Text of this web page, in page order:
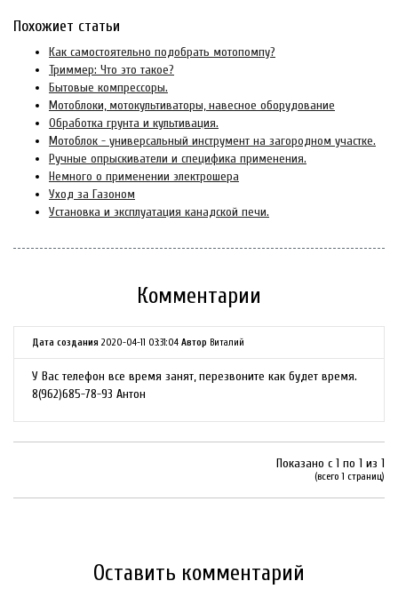
Похожиет статьи
Как самостоятельно подобрать мотопомпу?
Триммер: Что это такое?
Бытовые компрессоры.
Мотоблоки, мотокультиваторы, навесное оборудование
Обработка грунта и культивация.
Мотоблок - универсальный инструмент на загородном участке.
Ручные опрыскиватели и специфика применения.
Немного о применении электрошера
Уход за Газоном
Установка и эксплуатация канадской печи.
Комментарии
Дата создания 2020-04-11 03:31:04 Автор Виталий
У Вас телефон все время занят, перезвоните как будет время.
8(962)685-78-93 Антон
Показано с 1 по 1 из 1
(всего 1 страниц)
Оставить комментарий